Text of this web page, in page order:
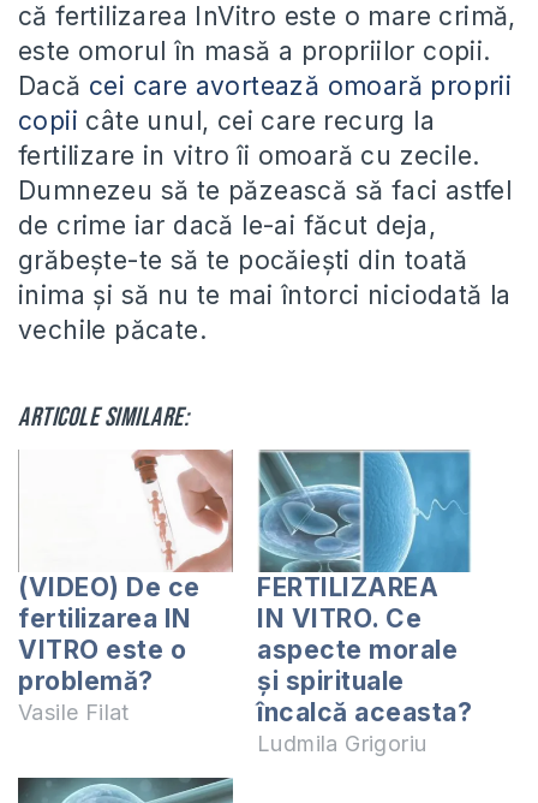
că fertilizarea InVitro este o mare crimă,
este omorul în masă a propriilor copii.
Dacă cei care avortează omoară proprii
copii câte unul, cei care recurg la
fertilizare in vitro îi omoară cu zecile.
Dumnezeu să te păzească să faci astfel
de crime iar dacă le-ai făcut deja,
grăbeşte-te să te pocăieşti din toată
inima şi să nu te mai întorci niciodată la
vechile păcate.
Articole similare:
(VIDEO) De ce
fertilizarea IN
VITRO este o
problemă?
Vasile Filat
FERTILIZAREA
IN VITRO. Ce
aspecte morale
și spirituale
încalcă aceasta?
Ludmila Grigoriu